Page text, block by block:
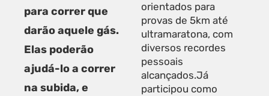
para correr que
darão aquele gás.
Elas poderão
ajudá-lo a correr
na subida, e
orientados para
provas de 5km até
ultramaratona, com
diversos recordes
pessoais
alcançados.Já
participou como